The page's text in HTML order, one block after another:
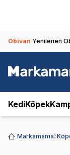
Obivan Yenilenen
KediKöpek
Markamama